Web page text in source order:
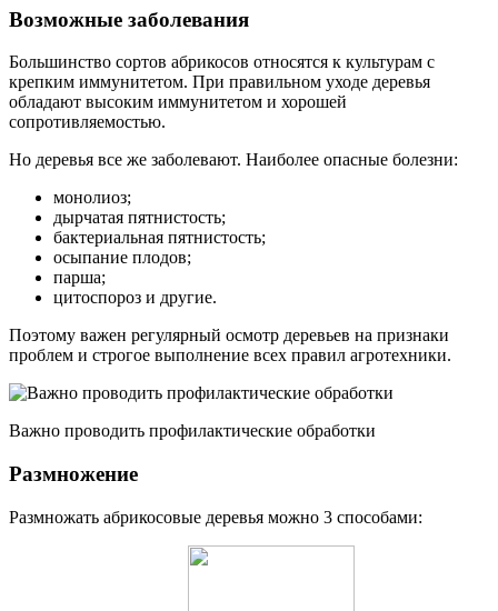
Возможные заболевания
Большинство сортов абрикосов относятся к культурам с
крепким иммунитетом. При правильном уходе деревья
обладают высоким иммунитетом и хорошей
сопротивляемостью.
Но деревья все же заболевают. Наиболее опасные болезни:
монолиоз;
дырчатая пятнистость;
бактериальная пятнистость;
осыпание плодов;
парша;
цитоспороз и другие.
Поэтому важен регулярный осмотр деревьев на признаки
проблем и строгое выполнение всех правил агротехники.
Важно проводить профилактические обработки
Размножение
Размножать абрикосовые деревья можно 3 способами: